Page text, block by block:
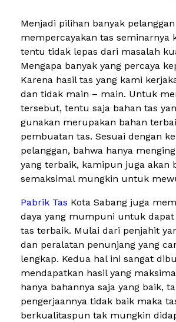
Menjadi pilihan banyak
mempercayakan tas seminarnya
tentu tidak lepas dari masalah
Mengapa banyak yang percaya
Karena hasil tas yang kami
dan tidak main – main. Untuk
tersebut, tentu saja bahan tas
gunakan merupakan bahan
pembuatan tas. Sesuai dengan
pelanggan, bahwa hanya
yang terbaik, kamipun juga akan
semaksimal mungkin untuk
Pabrik Tas Kota Sabang juga
daya yang mumpuni untuk dapat
tas terbaik. Mulai dari penjahit
dan peralatan penunjang yang
lengkap. Kedua hal ini sangat
mendapatkan hasil yang
hanya bahannya saja yang baik,
pengerjaannya tidak baik maka
berkualitaspun tak mungkin